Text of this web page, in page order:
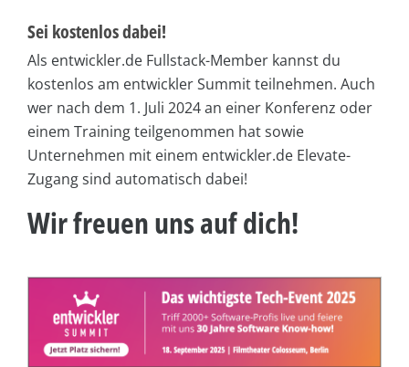
Sei kostenlos dabei!
Als entwickler.de Fullstack-Member kannst du
kostenlos am entwickler Summit teilnehmen. Auch
wer nach dem 1. Juli 2024 an einer Konferenz oder
einem Training teilgenommen hat sowie
Unternehmen mit einem entwickler.de Elevate-
Zugang sind automatisch dabei!
Wir freuen uns auf dich!